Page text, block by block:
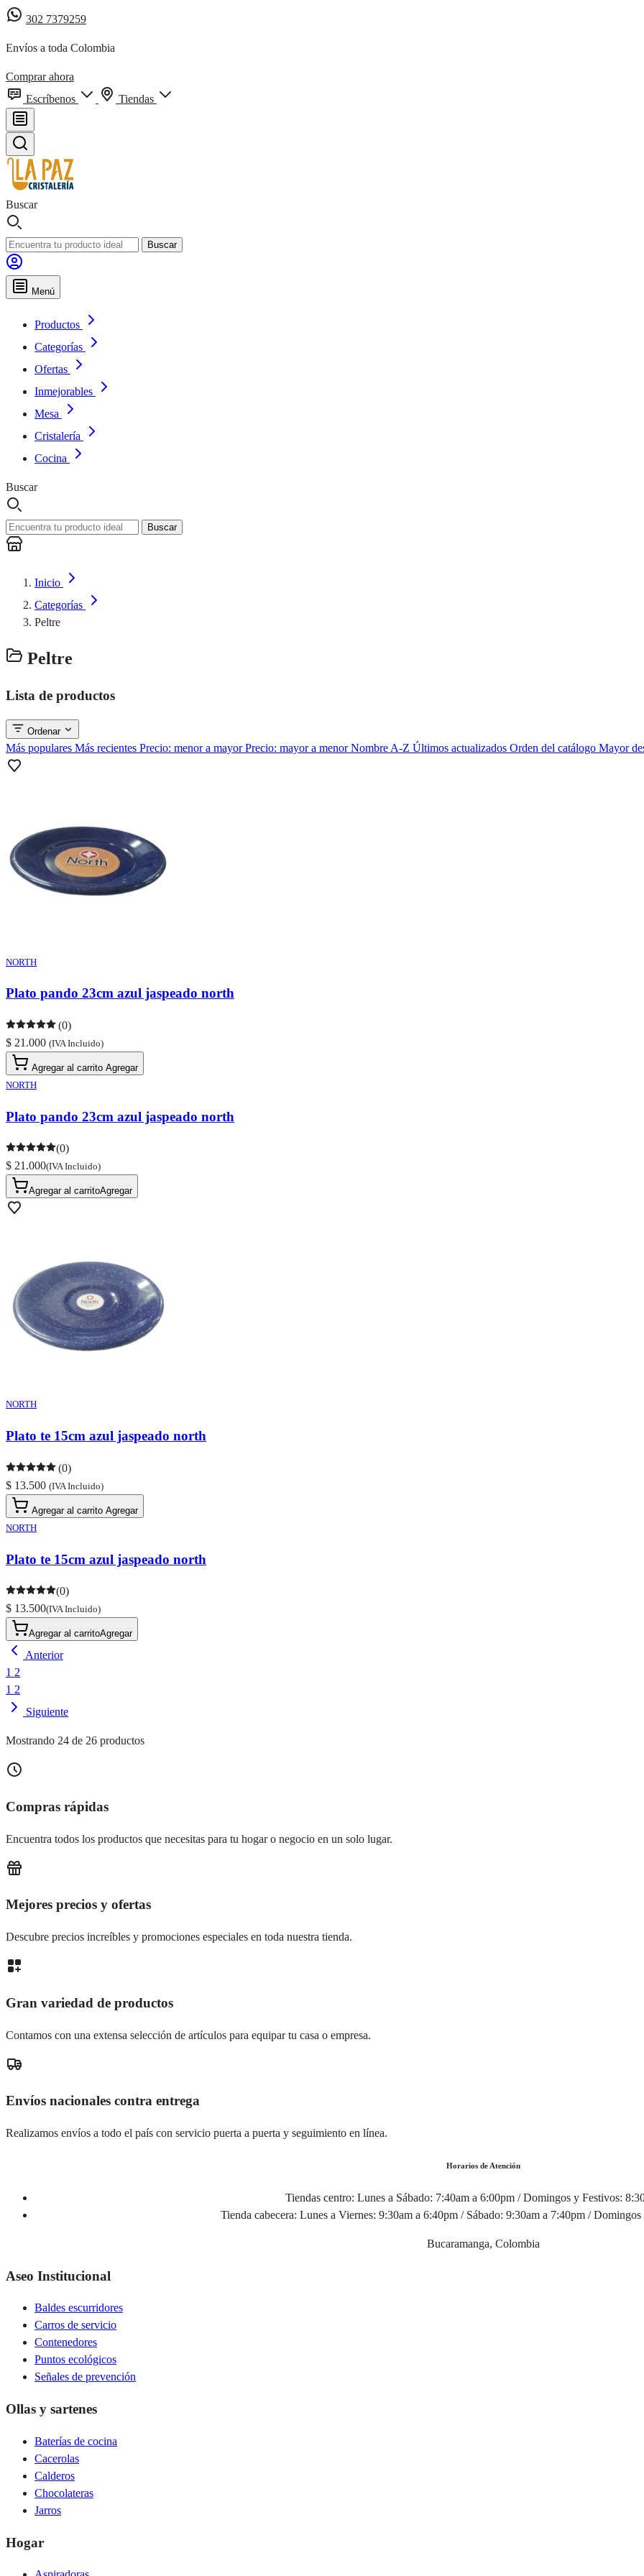
302 7379259
Envíos a toda Colombia
Comprar ahora
Escríbenos
Tiendas
Buscar
Buscar
Menú
Productos
Categorías
Ofertas
Inmejorables
Mesa
Cristalería
Cocina
Buscar
Buscar
Inicio
Categorías
Peltre
Peltre
Lista de productos
Ordenar
Más populares Más recientes Precio: menor a mayorPrecio: mayor a menorNombre A-Z Últimos actualizados Orden del catálogo Mayor
NORTH
Plato pando 23cm azul jaspeado north
(0)
$ 21.000 (IVA Incluido)
Agregar al carrito Agregar
NORTH
Plato pando 23cm azul jaspeado north
(0)
$ 21.000(IVA Incluido)
Agregar al carritoAgregar
NORTH
Plato te 15cm azul jaspeado north
(0)
$ 13.500 (IVA Incluido)
Agregar al carrito Agregar
NORTH
Plato te 15cm azul jaspeado north
(0)
$ 13.500(IVA Incluido)
Agregar al carritoAgregar
Anterior
1 2
1 2
Siguiente
Mostrando 24 de 26 productos
Compras rápidas
Encuentra todos los productos que necesitas para tu hogar o negocio en un solo lugar.
Mejores precios y ofertas
Descubre precios increíbles y promociones especiales en toda nuestra tienda.
Gran variedad de productos
Contamos con una extensa selección de artículos para equipar tu casa o empresa.
Envíos nacionales contra entrega
Realizamos envíos a todo el país con servicio puerta a puerta y seguimiento en línea.
Horarios de Atención
Tiendas centro: Lunes a Sábado: 7:40am a 6:00pm / Domingos y Festivos:
Tienda cabecera: Lunes a Viernes: 9:30am a 6:40pm / Sábado: 9:30am a 7:40pm /
Bucaramanga, Colombia
Aseo Institucional
Baldes escurridores
Carros de servicio
Contenedores
Puntos ecológicos
Señales de prevención
Ollas y sartenes
Baterías de cocina
Cacerolas
Calderos
Chocolateras
Jarros
Hogar